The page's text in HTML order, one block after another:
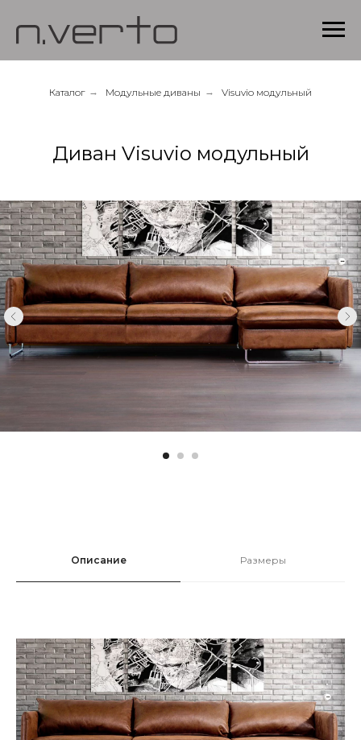
Каталог → Модульные диваны → Visuvio модульный
Диван Visuvio модульный
Описание Размеры